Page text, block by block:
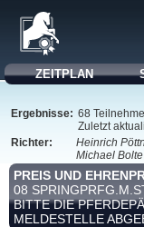
ZEITPLAN
Ergebnisse: 68
Zuletzt
Richter:
Heinrich
Michael Bolte
PREIS UND
08
BITTE DIE
MELDESTELLE